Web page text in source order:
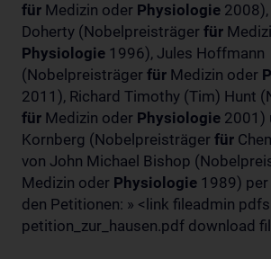
für Medizin oder Physiologie
Doherty (Nobelpreisträger für
Physiologie 1996), Jules Hoffmann
(Nobelpreisträger für Medizin oder
2011), Richard Timothy (Tim) Hunt
für Medizin oder Physiologie 2001)
Kornberg (Nobelpreisträger für
von John Michael Bishop
Medizin oder Physiologie 1989) per
den Petitionen: » <link fileadmin
petition_zur_hausen.pdf download